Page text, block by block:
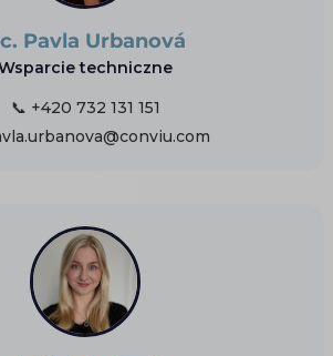
Pavla Urbanová
techniczne
📞 +420 732 131 151